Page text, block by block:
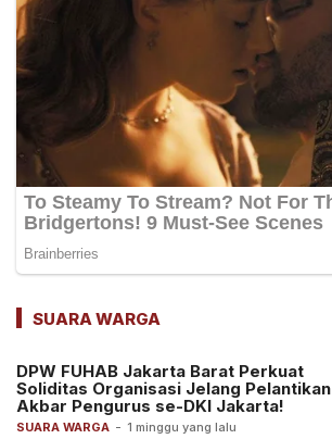
SUARA WARGA
SUARA WARGA - 1 minggu yang lalu
DPW FUHAB Jakarta Barat Perkuat
Soliditas Organisasi Jelang Pelantikan
Akbar Pengurus se-DKI Jakarta!